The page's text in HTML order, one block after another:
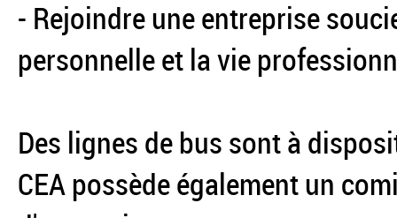
- Rejoindre une entreprise
personnelle et la vie
Des lignes de bus sont à
CEA possède également un